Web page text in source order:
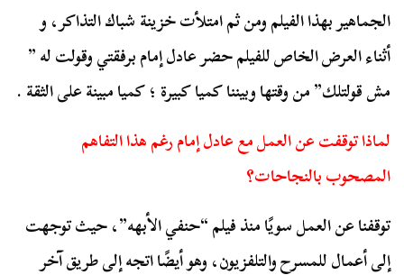
الجماهير بهذا الفيلم ومن ثم امتلأت خزينة شباك التذاكر، و
أثناء العرض الخاص للفيلم حضر عادل إمام برفقتي وقولت له ”
مش قولتلك” من وقتها وبيننا كميا كبيرة ؛ كميا مبينة على الثقة .
لماذا توقفت عن العمل مع عادل إمام رغم هذا التفاهم
المصحوب بالنجاحات؟
توقفنا عن العمل سويًا منذ فيلم “حنفي الأبهه”، حيث توجهت
إلى أعمال للمسرح والتلفزيون، وهو أيضًا اتجه إلى طريق آخر